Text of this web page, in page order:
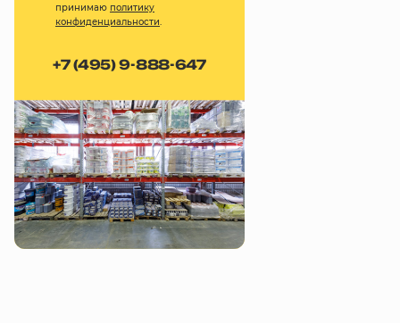
принимаю политику
конфиденциальности.
+7 (495) 9-888-647